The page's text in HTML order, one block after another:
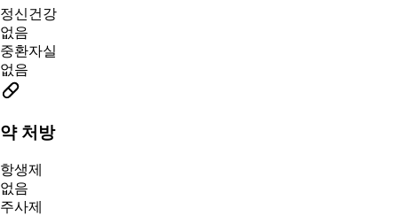
정신건강
없음
중환자실
없음
약 처방
항생제
없음
주사제